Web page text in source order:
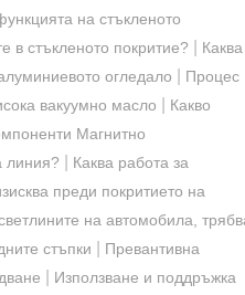
на стъкленото
в стъкленото покритие?
Каква
огледало
Процес
вакуумно масло
Какво
Магнитно
линия?
Каква работа за
преди покритието на
на автомобила,
стъпки
Превантивна
Използване и поддръжка